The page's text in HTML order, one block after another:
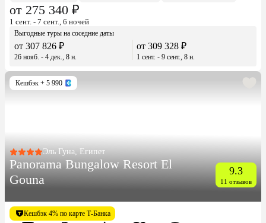
от 275 340 ₽
1 сент. - 7 сент., 6 ночей
Выгодные туры на соседние даты
от 307 826 ₽
26 нояб. - 4 дек., 8 н.
от 309 328 ₽
1 сент. - 9 сент., 8 н.
Кешбэк + 5 990
Эль Гуна, Египет
Panorama Bungalow Resort El
Gouna
9.3
11 отзывов
Кешбэк 4% по карте Т-Банка